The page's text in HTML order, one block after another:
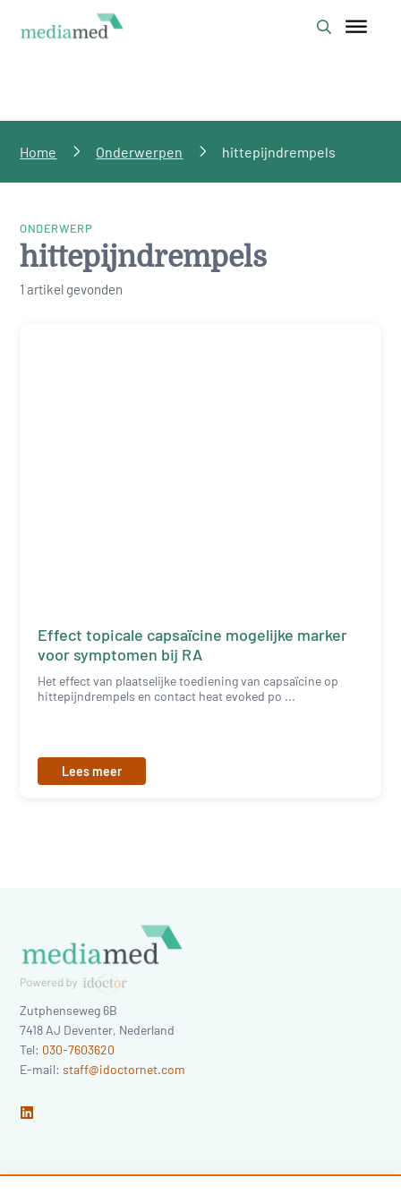
Home Onderwerpen hittepijndrempels
ONDERWERP
hittepijndrempels
1 artikel gevonden
Effect topicale capsaïcine mogelijke marker
voor symptomen bij RA
Het effect van plaatselijke toediening van capsaïcine op
hittepijndrempels en contact heat evoked po ...
Lees meer
Zutphenseweg 6B
7418 AJ Deventer, Nederland
Tel: 030-7603620
E-mail:staff@idoctornet.com